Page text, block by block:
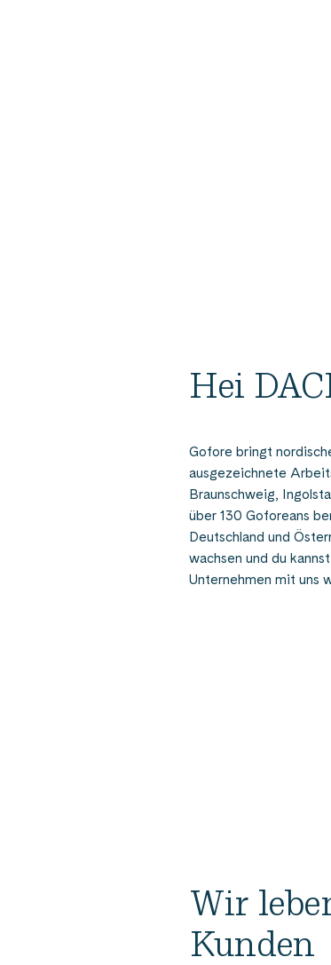
Hei
Gofore bringt
ausgezeichnete
Braunschweig,
über 130 Goforeans
Deutschland und
wachsen und du
Unternehmen mit uns
Wir
Kunden